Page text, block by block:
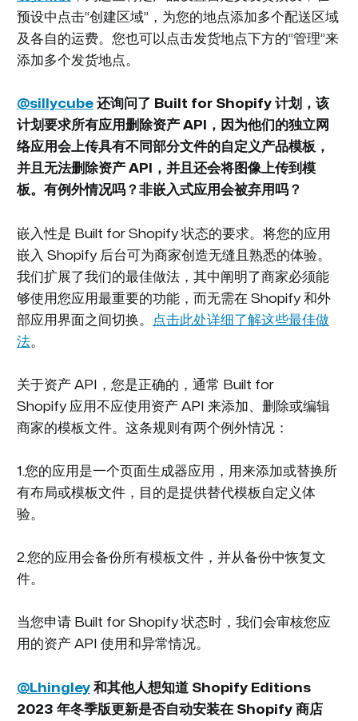
预设中点击“创建区域”，为您的地点添加多个配送区域
及各自的运费。您也可以点击发货地点下方的“管理”来
添加多个发货地点。
@sillycube还询问了 Built for Shopify 计划，该
计划要求所有应用删除资产 API，因为他们的独立网
络应用会上传具有不同部分文件的自定义产品模板，
并且无法删除资产 API，并且还会将图像上传到模
板。有例外情况吗？非嵌入式应用会被弃用吗？
嵌入性是 Built for Shopify状态的要求。将您的应用
嵌入 Shopify 后台可为商家创造无缝且熟悉的体验。
我们扩展了我们的最佳做法，其中阐明了商家必须能
够使用您应用最重要的功能，而无需在 Shopify 和外
部应用界面之间切换。
点击此处详细了解这些最佳做
法。
关于资产 API，您是正确的，通常 Built for
Shopify应用不应使用资产 API 来添加、删除或编辑
商家的模板文件。这条规则有两个例外情况：
1.您的应用是一个页面生成器应用，用来添加或替换所
有布局或模板文件，目的是提供替代模板自定义体
验。
2.您的应用会备份所有模板文件，并从备份中恢复文
件。
当您申请 Built for Shopify状态时，我们会审核您应
用的资产 API 使用和异常情况。
@Lhingley和其他人想知道 Shopify Editions
2023 年冬季版更新是否自动安装在 Shopify 商店